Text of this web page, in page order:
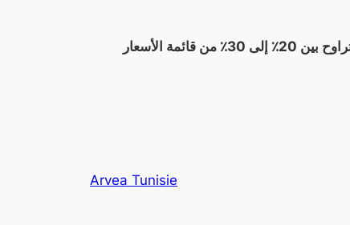
يتيح لك التسجيل المجاني الارتباط مباشرة بالمورد ارفيا ، أي بشكل مباشر ، مما يتيح لك الاستفادة من خصومات تتراوح بين 20٪ إلى 30٪ من قائمة الأسعار
Arvea Tunisie